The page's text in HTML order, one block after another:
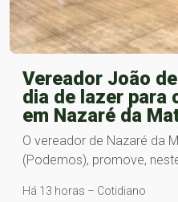
Vereador João
dia de lazer para
em Nazaré da
O vereador de Nazaré da
(Podemos), promove,
Há 13 horas – Cotidiano